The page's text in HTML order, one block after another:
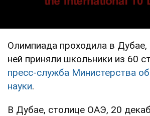
Олимпиада проходила в
ней приняли школьники из 60
пресс-служба Министерства
науки.
В Дубае, столице ОАЭ, 20